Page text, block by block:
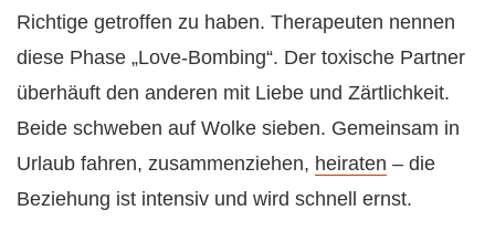
Richtige getroffen zu haben. Therapeuten nennen
diese Phase „Love-Bombing“. Der toxische Partner
überhäuft den anderen mit Liebe und Zärtlichkeit.
Beide schweben auf Wolke sieben. Gemeinsam in
Urlaub fahren, zusammenziehen, heiraten – die
Beziehung ist intensiv und wird schnell ernst.